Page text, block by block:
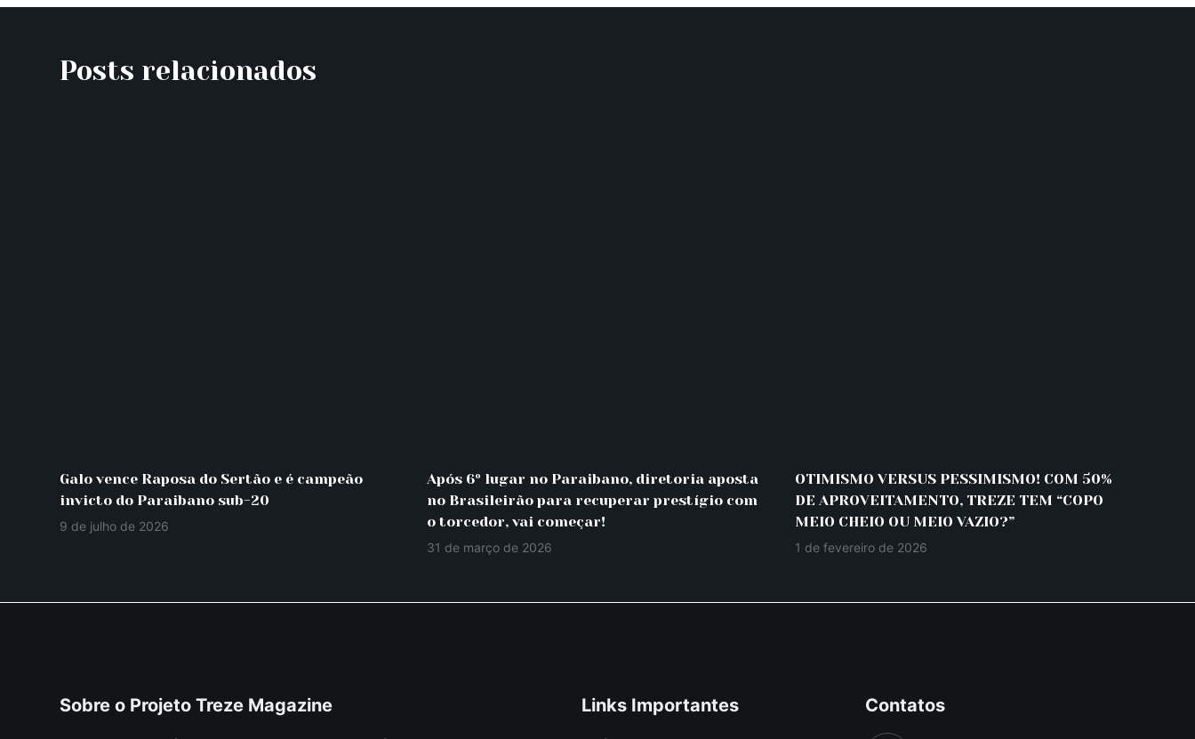
Posts relacionados
Galo vence Raposa do Sertão e é campeão
invicto do Paraibano sub-20
9 de julho de 2026
Após 6º lugar no Paraibano, diretoria aposta
no Brasileirão para recuperar prestígio com
o torcedor, vai começar!
31 de março de 2026
OTIMISMO VERSUS PESSIMISMO! COM 50%
DE APROVEITAMENTO, TREZE TEM “COPO
MEIO CHEIO OU MEIO VAZIO?”
1 de fevereiro de 2026
Sobre o Projeto Treze Magazine Links Importantes Contatos